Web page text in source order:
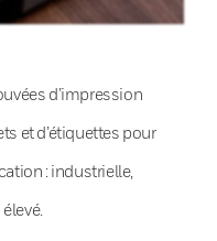
d’impression
et d’étiquettes pour
: industrielle,